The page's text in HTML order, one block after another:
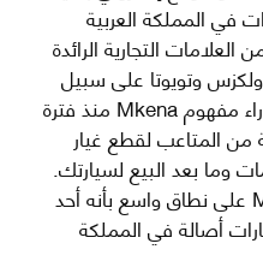
في المملكة العربية
التجارية الرائدة
وتويوتا على سبيل
المثال لا الحصر. نشأت الفكرة وراء مفهوم Mkena منذ فترة
المتاعب لقطع غيار
وما بعد البيع لسيارتك.
ومنذ ذلك الحين ، اشتهر Mkena على نطاق واسع بأنه أحد
أصالة في المملكة